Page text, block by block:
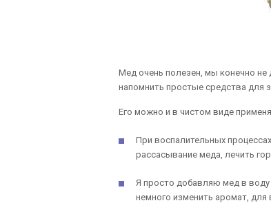
Мед очень полезен, мы конечно
напомнить простые средства для
Его можно и в чистом виде
При воспалительных
рассасывание меда, лечить
Я просто добавляю мед в
немного изменить аромат, для